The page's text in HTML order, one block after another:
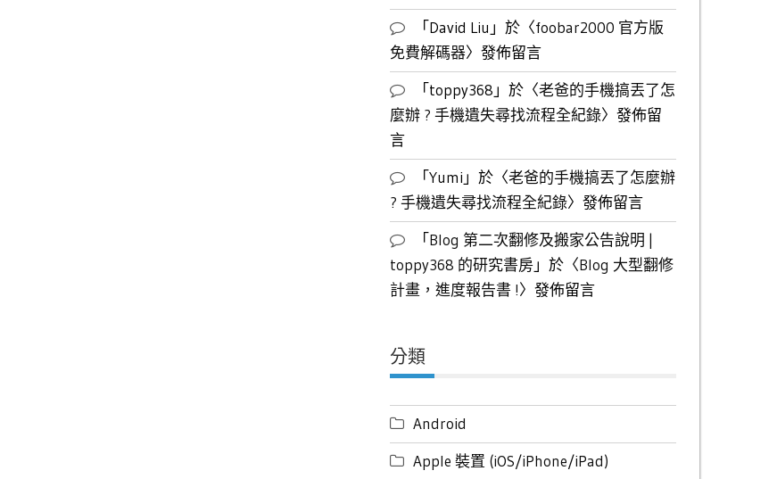
「David Liu 」於〈foobar2000 官方版
免費解碼器〉發佈留言
「toppy368 」於〈老爸的手機搞丟了怎
麼辦 ? 手機遺失尋找流程全紀錄〉發佈留
言
「Yumi 」於〈老爸的手機搞丟了怎麼辦
? 手機遺失尋找流程全紀錄〉發佈留言
「Blog 第二次翻修及搬家公告說明 |
toppy368 的研究書房」於〈Blog 大型翻修
計畫，進度報告書 !〉發佈留言
分類
Android
Apple 裝置 (iOS/iPhone/iPad)